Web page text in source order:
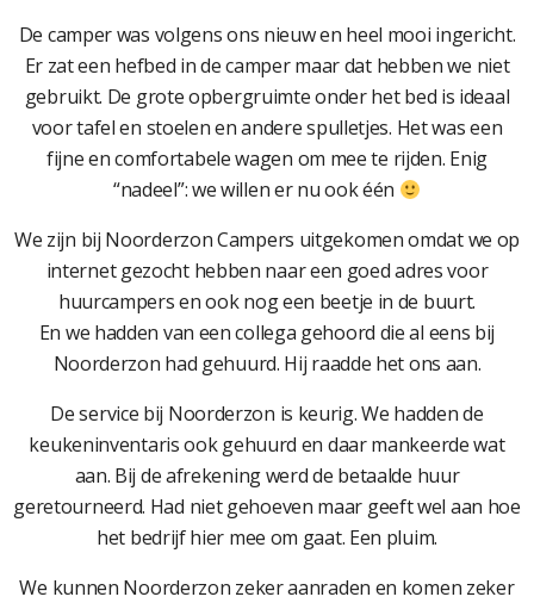
De camper was volgens ons nieuw en heel mooi ingericht.
Er zat een hefbed in de camper maar dat hebben we niet
gebruikt. De grote opbergruimte onder het bed is ideaal
voor tafel en stoelen en andere spulletjes. Het was een
fijne en comfortabele wagen om mee te rijden. Enig
“nadeel”: we willen er nu ook één
We zijn bij Noorderzon Campers uitgekomen omdat we op
internet gezocht hebben naar een goed adres voor
huurcampers en ook nog een beetje in de buurt.
En we hadden van een collega gehoord die al eens bij
Noorderzon had gehuurd. Hij raadde het ons aan.
De service bij Noorderzon is keurig. We hadden de
keukeninventaris ook gehuurd en daar mankeerde wat
aan. Bij de afrekening werd de betaalde huur
geretourneerd. Had niet gehoeven maar geeft wel aan hoe
het bedrijf hier mee om gaat. Een pluim.
We kunnen Noorderzon zeker aanraden en komen zeker